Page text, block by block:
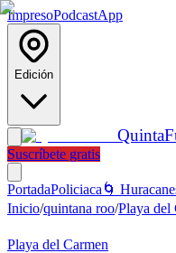
ImpresoPodcastApp
Edición
Quinta
Suscríbete gratis
PortadaPoliciaca 🌀
Inicio/quintana roo/Playa del
Playa del Carmen